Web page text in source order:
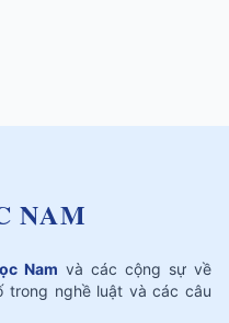
NAM
Nam và các cộng sự về
trong nghề luật và các câu